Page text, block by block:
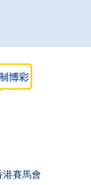
賽馬會